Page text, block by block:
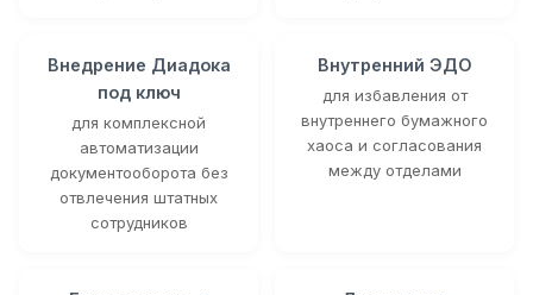
Внедрение Диадока
под ключ
для комплексной
автоматизации
документооборота без
отвлечения штатных
сотрудников
Внутренний ЭДО
для избавления от
внутреннего бумажного
хаоса и согласования
между отделами